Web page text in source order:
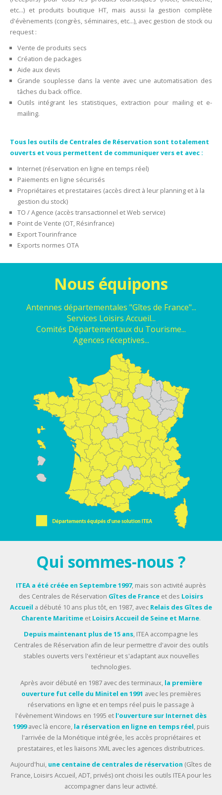
etc...) et produits boutique HT, mais aussi la gestion complète
d'évènements (congrès, séminaires, etc...), avec gestion de stock ou
request :
Vente de produits secs
Création de packages
Aide aux devis
Grande souplesse dans la vente avec une automatisation des
tâches du back office.
Outils intégrant les statistiques, extraction pour mailing et e-
mailing.
Tous les outils de Centrales de Réservation sont totalement
ouverts et vous permettent de communiquer vers et avec :
Internet (réservation en ligne en temps réel)
Paiements en ligne sécurisés
Propriétaires et prestataires (accès direct à leur planning et à la
gestion du stock)
TO / Agence (accès transactionnel et Web service)
Point de Vente (OT, Résinfrance)
Export Tourinfrance
Exports normes OTA
Nous équipons
Antennes départementales "Gîtes de France"...
Services Loisirs Accueil...
Comités Départementaux du Tourisme...
Agences réceptives...
Qui sommes-nous ?
ITEA a été créée en Septembre 1997, mais son activité auprès
des Centrales de Réservation Gîtes de France et des Loisirs
Accueil a débuté 10 ans plus tôt, en 1987, avec Relais des Gîtes de
Charente Maritime et Loisirs Accueil de Seine et Marne.
Depuis maintenant plus de 15 ans, ITEA accompagne les
Centrales de Réservation afin de leur permettre d'avoir des outils
stables ouverts vers l'extérieur et s'adaptant aux nouvelles
technologies.
Après avoir débuté en 1987 avec des terminaux, la première
ouverture fut celle du Minitel en 1991 avec les premières
réservations en ligne et en temps réel puis le passage à
l'évènement Windows en 1995 et l'ouverture sur Internet dès
1999avec là encore, la réservation en ligne en temps réel, puis
l'arrivée de la Monétique intégrée, les accès propriétaires et
prestataires, et les liaisons XML avec les agences distributrices.
Aujourd'hui, une centaine de centrales de réservation (Gîtes de
France, Loisirs Accueil, ADT, privés) ont choisi les outils ITEA pour les
accompagner dans leur activité.